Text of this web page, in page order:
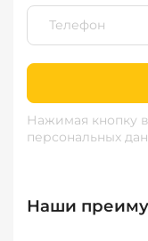
Нажимая кнопку
персональных
Наши